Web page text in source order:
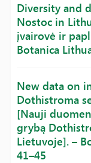
Diversity and
Nostoc in
įvairovė ir
Botanica
New data on
Dothistroma
[Nauji
grybą
Lietuvoje]. –
41–45